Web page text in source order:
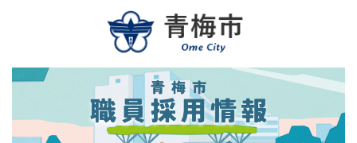
メニューを飛ばして本文へ